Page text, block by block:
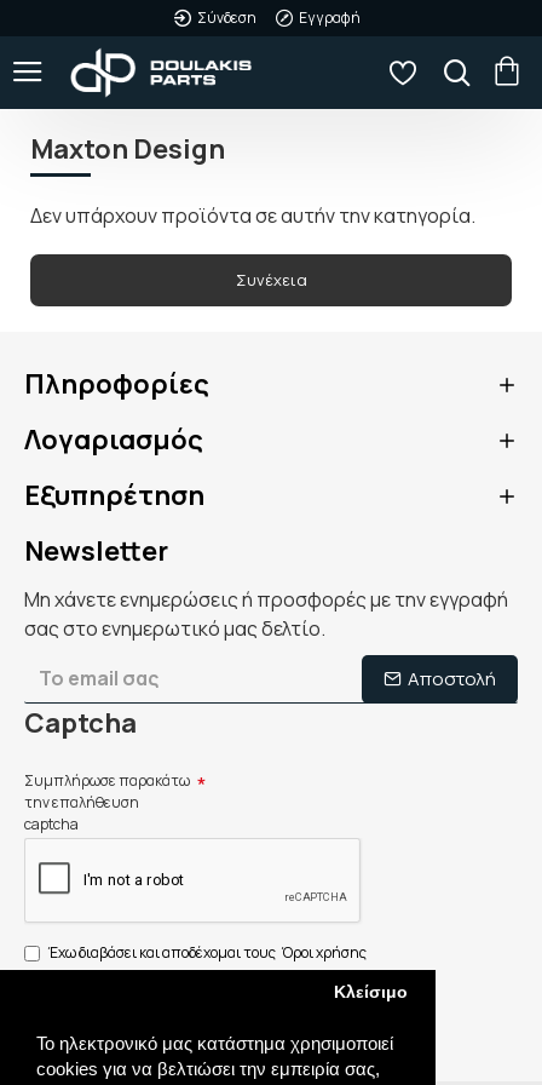
Το ηλεκτρονικό μας κατάστημα χρησιμοποιεί
cookies για να βελτιώσει την εμπειρία σας,
Κλείσιμο
Σύνδεση Εγγραφή
Maxton Design
Δεν υπάρχουν προϊόντα σε αυτήν την κατηγορία.
Συνέχεια
Πληροφορίες
Λογαριασμός
Εξυπηρέτηση
Newsletter
Μη χάνετε ενημερώσεις ή προσφορές με την εγγραφή
σας στο ενημερωτικό μας δελτίο.
Αποστολή
Captcha
Συμπλήρωσε παρακάτω
την επαλήθευση
captcha
Έχω διαβάσει και αποδέχομαι τους Όροι χρήσης